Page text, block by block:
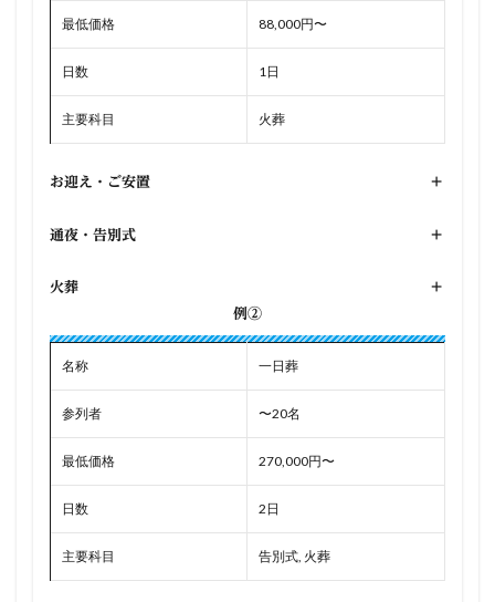
最低価格 88,000円〜
日数 1日
主要科目 火葬
お迎え・ご安置 +
通夜・告別式 +
火葬
+
例②
名称 一日葬
参列者 〜20名
最低価格 270,000円〜
日数 2日
主要科目 告別式, 火葬